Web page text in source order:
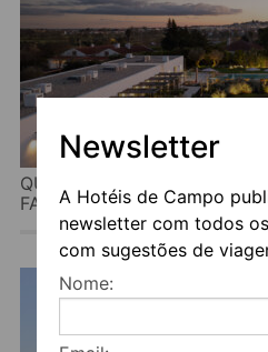
Newsletter
A Hotéis de Campo
newsletter com todos
com sugestões de
Nome:
QUINTA DA AMENDOEIRA –
FARMHOUSE